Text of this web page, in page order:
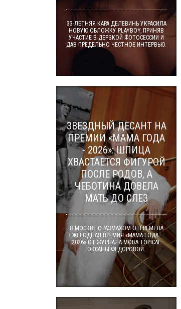
33-ЛЕТНЯЯ КАРА ДЕЛЕВИНЬ УКРАСИЛА
НОВУЮ ОБЛОЖКУ PLAYBOY, ПРИНЯВ
УЧАСТИЕ В ДЕРЗКОЙ ФОТОСЕССИИ И
ДАВ ПРЕДЕЛЬНО ЧЕСТНОЕ ИНТЕРВЬЮ.
ЗВЕЗДНЫЙ ДЕСАНТ НА
ПРЕМИИ «МАМА ГОДА
- 2026»: ШПИЦА
ХВАСТАЕТСЯ ФИГУРОЙ
ПОСЛЕ РОДОВ, А
ЧЕБОТИНА ДОВЕЛА
МАТЬ ДО СЛЕЗ
В МОСКВЕ С РАЗМАХОМ ОТГРЕМЕЛА
ЕЖЕГОДНАЯ ПРЕМИЯ «МАМА ГОДА —
2026» ОТ ЖУРНАЛА MODA TOPICAL
ОКСАНЫ ФЁДОРОВОЙ.